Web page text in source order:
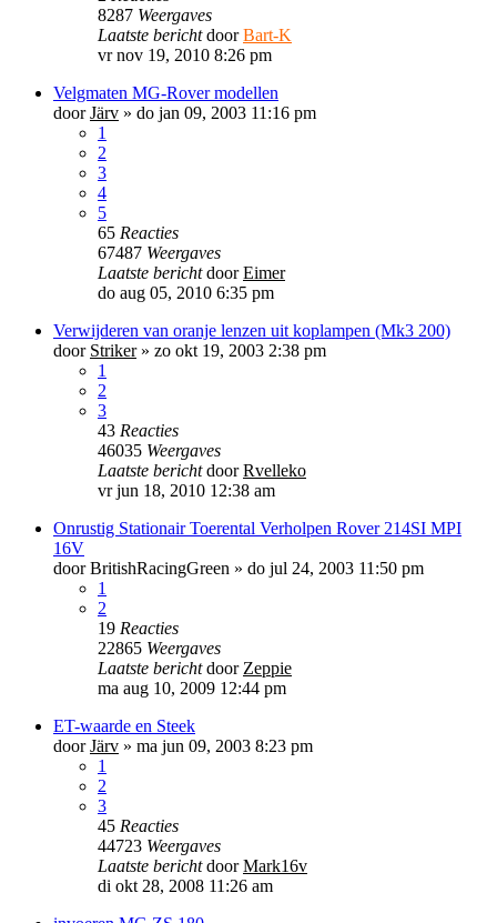
8287 Weergaves
Laatste berichtdoorBart-K
vr nov 19, 2010 8:26 pm
Velgmaten MG-Rover modellen
doorJärv » do jan 09, 2003 11:16 pm
1
2
3
4
5
65 Reacties
67487 Weergaves
Laatste berichtdoorEimer
do aug 05, 2010 6:35 pm
Verwijderen van oranje lenzen uit koplampen (Mk3 200)
door Striker» zo okt 19, 2003 2:38 pm
1
2
3
43 Reacties
46035 Weergaves
Laatste berichtdoorRvelleko
vr jun 18, 2010 12:38 am
Onrustig Stationair Toerental Verholpen Rover 214SI MPI
16V
doorBritishRacingGreen » do jul 24, 2003 11:50 pm
1
2
19 Reacties
22865 Weergaves
Laatste berichtdoor Zeppie
ma aug 10, 2009 12:44 pm
ET-waarde en Steek
doorJärv » ma jun 09, 2003 8:23 pm
1
2
3
45 Reacties
44723 Weergaves
Laatste berichtdoorMark16v
di okt 28, 2008 11:26 am